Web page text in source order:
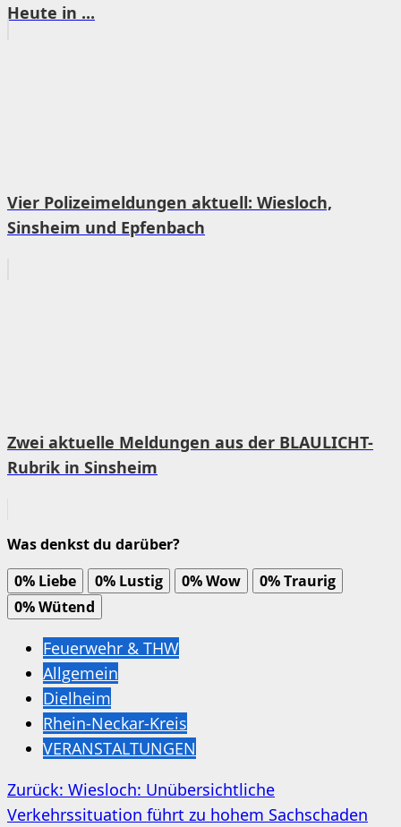
Heute in ...
Vier Polizeimeldungen aktuell: Wiesloch,
Sinsheim und Epfenbach
Zwei aktuelle Meldungen aus der BLAULICHT-
Rubrik in Sinsheim
Was denkst du darüber?
0% Liebe 0% Lustig 0%Wow 0%Traurig
0%Wütend
Feuerwehr & THW
Allgemein
Dielheim
Rhein-Neckar-Kreis
VERANSTALTUNGEN
Beitragsnavigation
Zurück: Wiesloch: Unübersichtliche
Verkehrssituation führt zu hohem Sachschaden